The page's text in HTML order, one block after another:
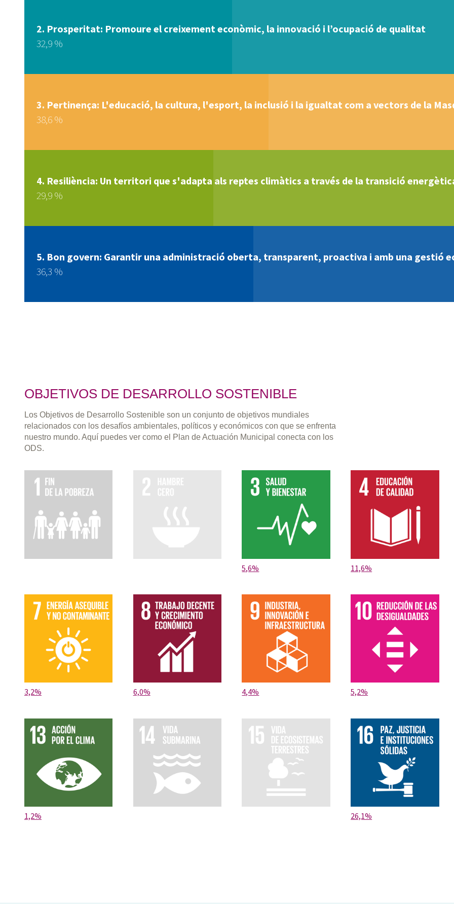
Prosperitat: Promoure el creixement econòmic, la innovació i l’ocupació de qualitat
32,9 %
Pertinença: L'educació, la cultura, l'esport, la inclusió i la igualtat com a vectors de la
38,6 %
Resiliència: Un territori que s'adapta als reptes climàtics a través de la transició
29,9 %
Bon govern: Garantir una administració oberta, transparent, proactiva i amb una gestió
36,3 %
OBJETIVOS DE DESARROLLO SOSTENIBLE
Los Objetivos de Desarrollo Sostenible son un conjunto de objetivos mundiales
relacionados con los desafíos ambientales, políticos y económicos con que se enfrenta
nuestro mundo. Aquí puedes ver como el Plan de Actuación Municipal conecta con los
ODS.
5,6% 11,6%
3,2% 6,0% 4,4% 5,2%
1,2% 26,1%